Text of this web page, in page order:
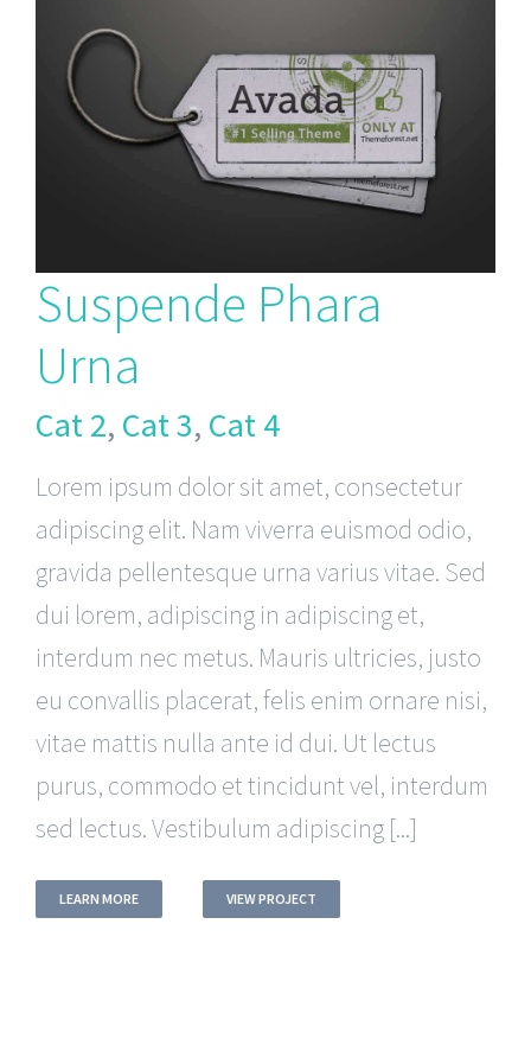
Suspende Phara
Urna
Cat 2, Cat 3, Cat 4
Lorem ipsum dolor sit amet, consectetur
adipiscing elit. Nam viverra euismod odio,
gravida pellentesque urna varius vitae. Sed
dui lorem, adipiscing in adipiscing et,
interdum nec metus. Mauris ultricies, justo
eu convallis placerat, felis enim ornare nisi,
vitae mattis nulla ante id dui. Ut lectus
purus, commodo et tincidunt vel, interdum
sed lectus. Vestibulum adipiscing [...]
LEARN MORE VIEW PROJECT